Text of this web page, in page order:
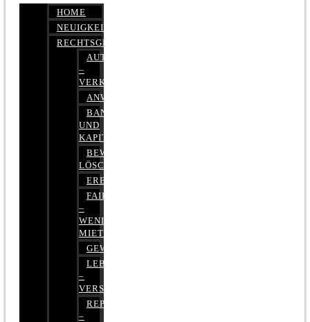
HOME
NEUIGKEITEN
RECHTSGEBIETE
AUTOBETRUG
–
VERKEHRSRECHT
ANWALTSHAFTUNGSRECHT
BANK-
UND
KAPITALMARKTRECHT
BEWERTUNGEN
LÖSCHEN
ERBRECHT
FAIRMIETEN
–
WENIGER
MIETE
GEWERBERECHT
LEBENSVERSICHERUNG
–
VERSICHERUNGSRECHT
REPUTATIONSRECHT
–